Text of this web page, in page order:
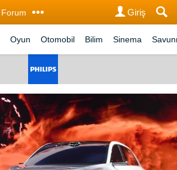
Forum Giriş
Oyun Otomobil Bilim Sinema